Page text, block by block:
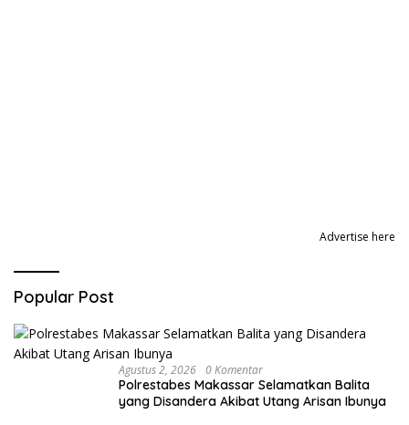
Advertise here
Popular Post
Agustus 2, 2026 0 Komentar
Polrestabes Makassar Selamatkan Balita
yang Disandera Akibat Utang Arisan Ibunya